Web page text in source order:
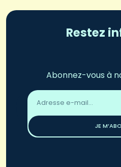
Restez
Abonnez-vous à
Adresse
email
JE